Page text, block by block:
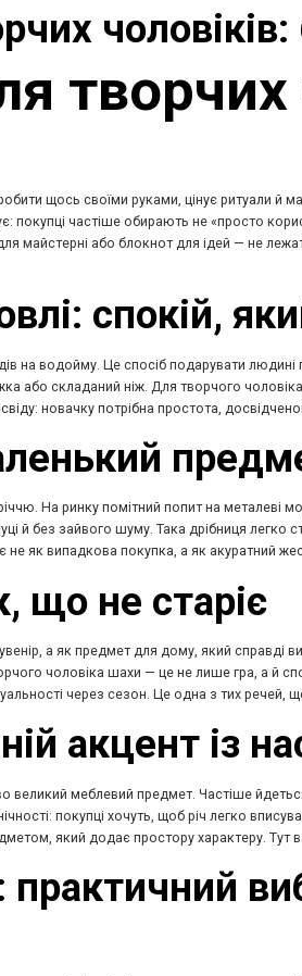
творчих
щось своїми руками, цінує ритуали й
покупці частіше обирають не «просто
майстерні або блокнот для ідей — не
спокій,
на водойму. Це спосіб подарувати
або складаний ніж. Для творчого
новачку потрібна простота,
На ринку помітний попит на металеві
й без зайвого шуму. Така дрібниця легко
як випадкова покупка, а як акуратний
що не старіє
а як предмет для дому, який справді
чоловіка шахи — це не лише гра, а й
через сезон. Це одна з тих
акцент із
великий меблевий предмет. Частіше
покупці хочуть, щоб річ легко
який додає простору характеру.
практичний